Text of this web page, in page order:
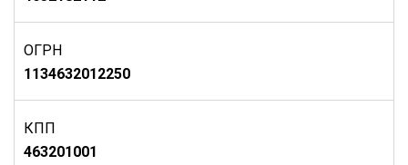
ОГРН
1134632012250
КПП
463201001